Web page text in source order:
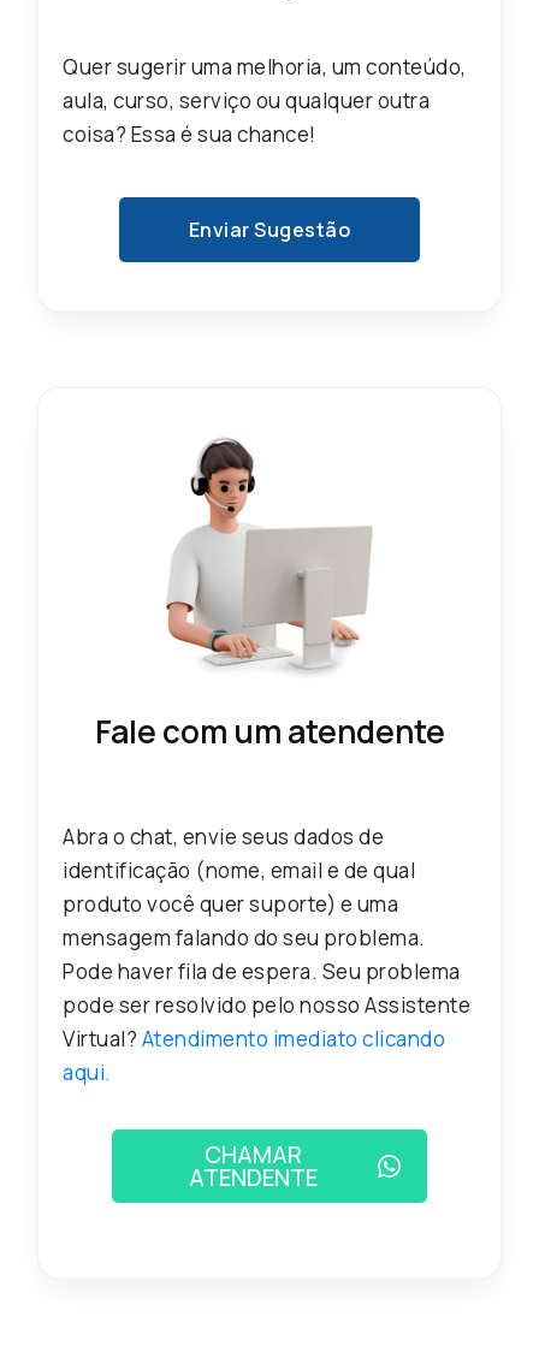
Quer sugerir uma melhoria, um conteúdo,
aula, curso, serviço ou qualquer outra
coisa? Essa é sua chance!
Enviar Sugestão
Fale com um atendente
Abra o chat, envie seus dados de
identificação (nome, email e de qual
produto você quer suporte) e uma
mensagem falando do seu problema.
Pode haver fila de espera. Seu problema
pode ser resolvido pelo nosso Assistente
Virtual? Atendimento imediato clicando
aqui.
CHAMAR
ATENDENTE